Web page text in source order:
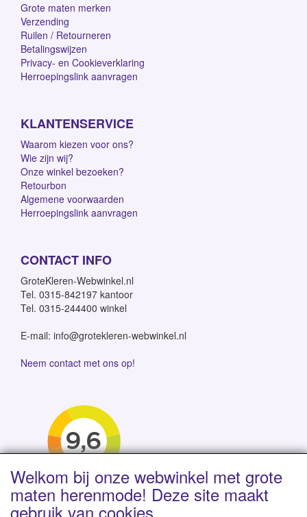
Grote maten merken
Verzending
Ruilen / Retourneren
Betalingswijzen
Privacy- en Cookieverklaring
Herroepingslink aanvragen
KLANTENSERVICE
Waarom kiezen voor ons?
Wie zijn wij?
Onze winkel bezoeken?
Retourbon
Algemene voorwaarden
Herroepingslink aanvragen
CONTACT INFO
GroteKleren-Webwinkel.nl
Tel. 0315-842197 kantoor
Tel. 0315-244400 winkel
E-mail: info@grotekleren-webwinkel.nl
Neem contact met ons op!
Welkom bij onze webwinkel met grote
maten herenmode! Deze site maakt
gebruik van cookies.